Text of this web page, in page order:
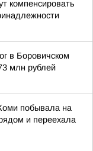
компенсировать
в Боровичском
млн рублей
побывала на
и переехала